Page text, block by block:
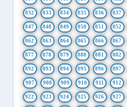
832 833 834 835 836 837
847 848 849 850 851 852
862 863 864 865 866 867
877 878 879 880 881 882
892 893 894 895 896 897
907 908 909 910 911 912
922 923 924 925 926 927